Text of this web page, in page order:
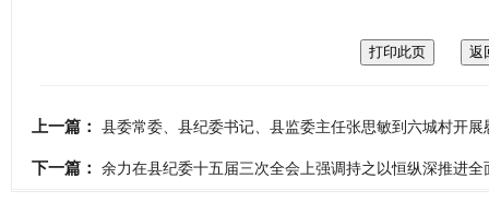
上一篇： 县委常委、县纪委书记、县监委主任张思敏到六城村开展
下一篇： 余力在县纪委十五届三次全会上强调持之以恒纵深推进